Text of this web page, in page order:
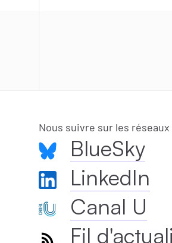
Nous suivre sur les
BlueSky
LinkedIn
Canal U
Fil